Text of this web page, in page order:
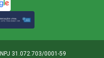
31.072.703/0001-59